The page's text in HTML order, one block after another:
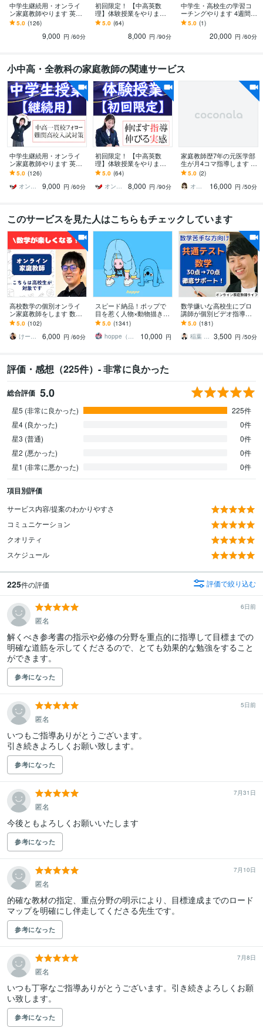
中学生継続用・オンライ
ン家庭教師やります 英
語・数学・理科を教えま
す（残りわずか）
5.0 (126)
9,000 円 /60分
初回限定！ 【中高英数
理】体験授業をやります
【英語・数学・化学・物
理】最大90分授業＋20分
5.0 (64)
8,000 円 /90分
中学生・高校生の学習コ
ーチングやります 4週間で
学習習慣が身につくよう
にコーチングします
5.0 (1)
20,000 円 /60分
小中高・全教科の家庭教師の関連サービス
中学生継続用・オンライ
ン家庭教師やります 英
語・数学・理科を教えま
す（残りわずか）
5.0 (126)
オンライン家庭教師のUp先生
9,000 円 /60分
初回限定！ 【中高英数
理】体験授業をやります
【英語・数学・化学・物
理】最大90分授業＋20分
学習相談
5.0 (64)
オンライン家庭教師のUp先生
8,000 円 /90分
家庭教師歴7年の元医学部
生が月4コマ指導します 毎
週1回指導を受けたい方は
こちらのプランをどうぞ
5.0 (2)
オークラ先生（元医学部生予備校講師）
16,000 円 /50分
このサービスを見た人はこちらもチェックしています
高校数学の個別オンライ
ン家庭教師をします 数学
が楽しくなる体験を！
（体験授業として初回割
引中です）
5.0 (102)
けーさくの数学教室
6,000 円 /60分
スピード納品！ポップで
目を惹く人物×動物描きま
す 挿絵・動画・グッズな
ど鮮やかな配色で個性を
出したい方へ
5.0 (1341)
hoppe（ほっぺ）
10,000 円
数学嫌いな高校生にプロ
講師が個別ビデオ指導を
します プロ講師と白チャ
ートで共通テスト数学8割
目指す学習サポート
5.0 (181)
稲葉 拓也 3,500 円 /50分
評価・感想（225件）- 非常に良かった
総合評価 5.0
星5 (非常に良かった)
225件
星4 (良かった)
0件
星3 (普通)
0件
星2 (悪かった)
0件
星1 (非常に悪かった)
0件
項目別評価
サービス内容/提案のわかりやすさ
コミュニケーション
クオリティ
スケジュール
225件の評価 評価で絞り込む
6日前
匿名
解くべき参考書の指示や必修の分野を重点的に指導して目標までの
明確な道筋を示してくださるので、とても効果的な勉強をすること
ができます。
参考になった
5日前
匿名
いつもご指導ありがとうございます。
引き続きよろしくお願い致します。
参考になった
7月31日
匿名
今後ともよろしくお願いいたします
参考になった
7月10日
匿名
的確な教材の指定、重点分野の明示により、目標達成までのロード
参考になった
7月8日
匿名
いつも丁寧なご指導ありがとうございます。引き続きよろしくお願
い致します。
参考になった